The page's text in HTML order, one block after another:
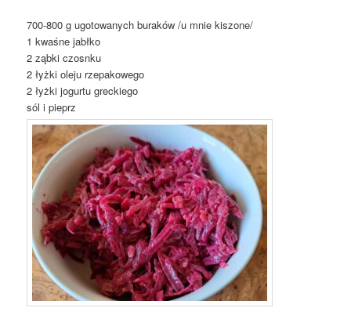
700-800 g ugotowanych buraków /u mnie kiszone/
1 kwaśne jabłko
2 ząbki czosnku
2 łyżki oleju rzepakowego
2 łyżki jogurtu greckiego
sól i pieprz